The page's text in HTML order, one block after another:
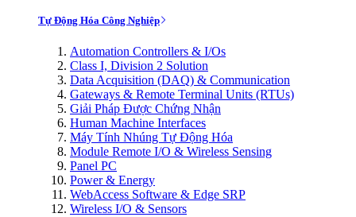
Tự Động Hóa Công Nghiệp
Automation Controllers & I/Os
Class I, Division 2 Solution
Data Acquisition (DAQ) & Communication
Gateways & Remote Terminal Units (RTUs)
Giải Pháp Được Chứng Nhận
Human Machine Interfaces
Máy Tính Nhúng Tự Động Hóa
Module Remote I/O & Wireless Sensing
Panel PC
Power & Energy
WebAccess Software & Edge SRP
Wireless I/O & Sensors